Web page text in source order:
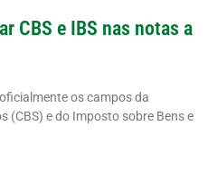
CBS e IBS nas notas a
os campos da
(CBS) e do Imposto sobre Bens e